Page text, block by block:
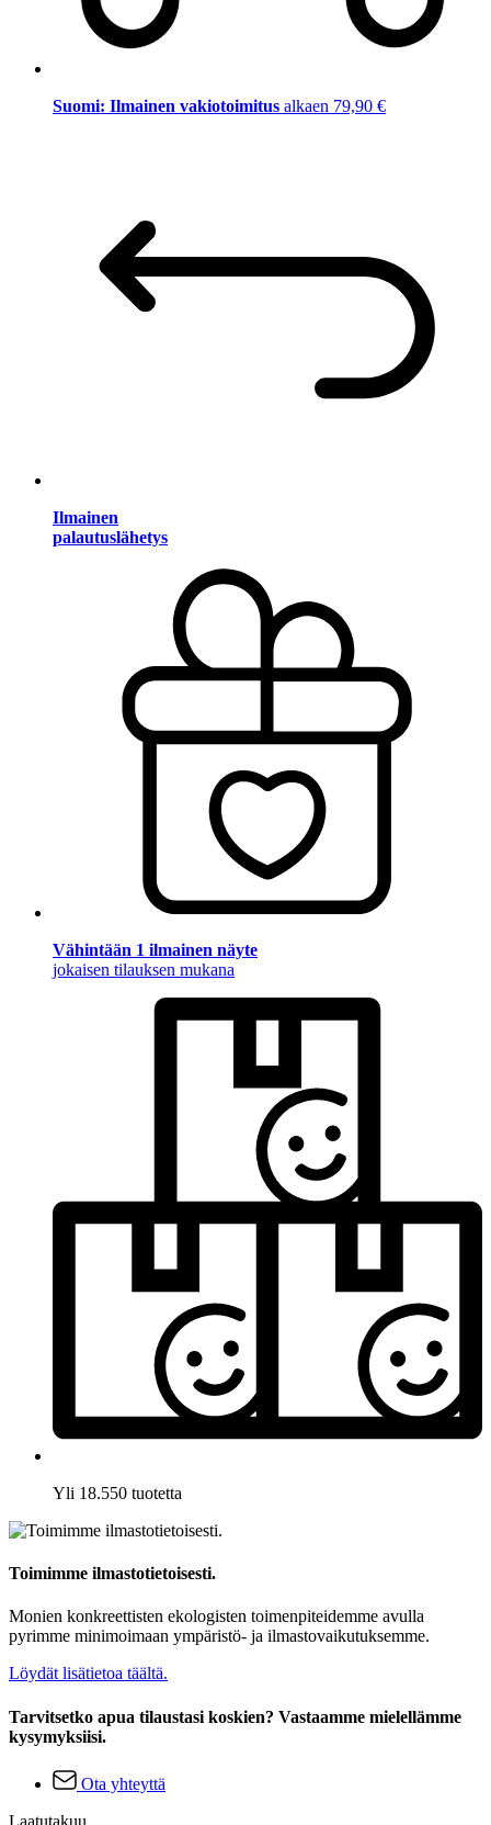
Suomi: Ilmainen vakiotoimitus alkaen 79,90 €
Ilmainen
palautuslähetys
Vähintään 1 ilmainen näyte
jokaisen tilauksen mukana
Yli 18.550 tuotetta
Toimimme ilmastotietoisesti.
Monien konkreettisten ekologisten toimenpiteidemme avulla
pyrimme minimoimaan ympäristö- ja ilmastovaikutuksemme.
Löydät lisätietoa täältä.
Tarvitsetko apua tilaustasi koskien? Vastaamme mielellämme
kysymyksiisi.
Ota yhteyttä
Laatutakuu